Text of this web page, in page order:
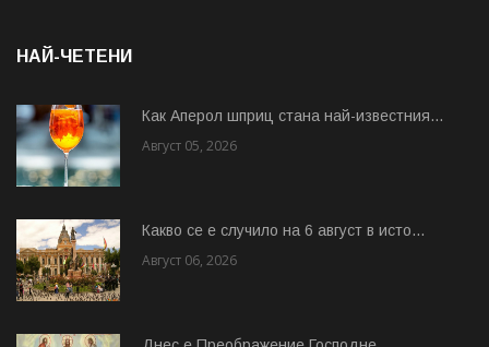
НАЙ-ЧЕТЕНИ
Как Аперол шприц стана най-известния...
Август 05, 2026
Какво се е случило на 6 август в исто...
Август 06, 2026